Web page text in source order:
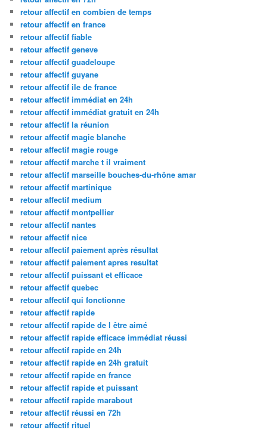
retour affectif en combien de temps
retour affectif en france
retour affectif fiable
retour affectif geneve
retour affectif guadeloupe
retour affectif guyane
retour affectif ile de france
retour affectif immédiat en 24h
retour affectif immédiat gratuit en 24h
retour affectif la réunion
retour affectif magie blanche
retour affectif magie rouge
retour affectif marche t il vraiment
retour affectif marseille bouches-du-rhône amar
retour affectif martinique
retour affectif medium
retour affectif montpellier
retour affectif nantes
retour affectif nice
retour affectif paiement après résultat
retour affectif paiement apres resultat
retour affectif puissant et efficace
retour affectif quebec
retour affectif qui fonctionne
retour affectif rapide
retour affectif rapide de l être aimé
retour affectif rapide efficace immédiat réussi
retour affectif rapide en 24h
retour affectif rapide en 24h gratuit
retour affectif rapide en france
retour affectif rapide et puissant
retour affectif rapide marabout
retour affectif réussi en 72h
retour affectif rituel